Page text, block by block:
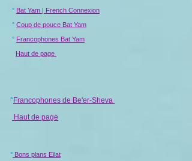
° Bat Yam | French Connexion
° Coup de pouce Bat Yam
° Francophones Bat Yam
Haut de page
° Francophones de Be'er-Sheva
Haut de page
° Bons plans Eilat